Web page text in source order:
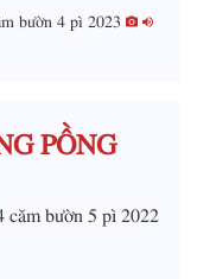
bườn 4 pì 2023
PỒNG
bườn 5 pì 2022